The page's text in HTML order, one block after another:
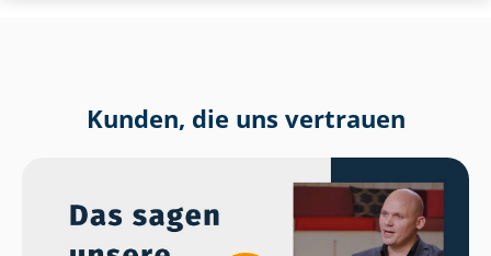
Kunden, die uns vertrauen